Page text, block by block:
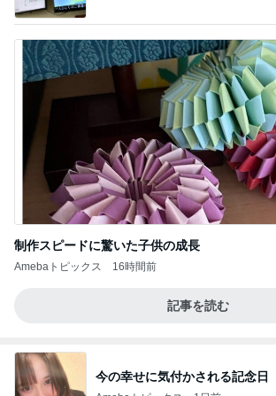
制作スピードに驚いた子供の成長
Amebaトピックス 16時間前
記事を読む
今の幸せに気付かされる記念日